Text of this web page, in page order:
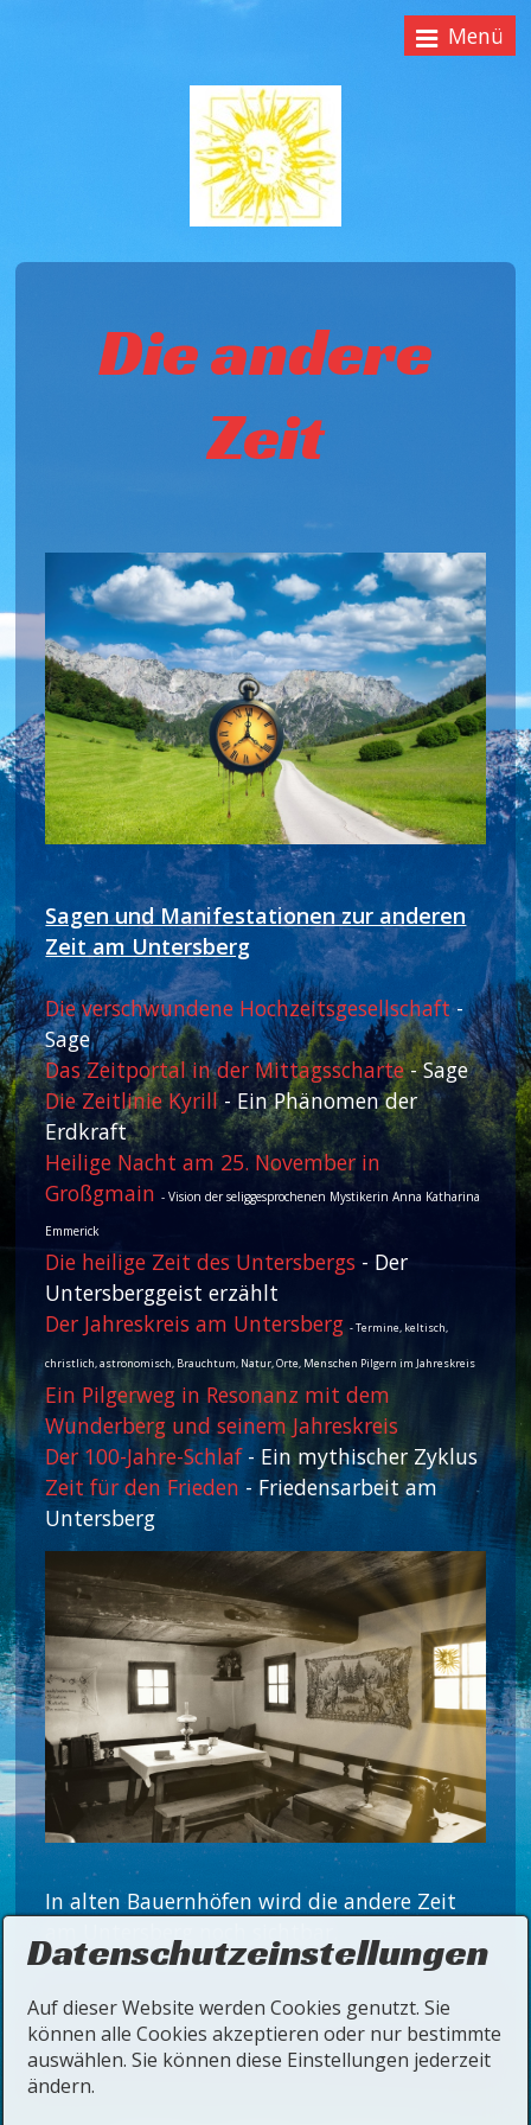
Menü
Die andere
Zeit
Sagen und Manifestationen zur anderen
Zeit am Untersberg
Die verschwundene Hochzeitsgesellschaft-
Sage
Das Zeitportal in der Mittagsscharte- Sage
Die Zeitlinie Kyrill- Ein Phänomen der
Erdkraft
Heilige Nacht am 25. November in
Großgmain - Vision der seliggesprochenen Mystikerin Anna Katharina
Emmerick
Die heilige Zeit des Untersbergs - Der
Untersberggeist erzählt
Der Jahreskreis am Untersberg - Termine, keltisch,
christlich, astronomisch, Brauchtum, Natur, Orte, Menschen Pilgern im Jahreskreis
Ein Pilgerweg in Resonanz mit dem
Wunderberg und seinem Jahreskreis
Der 100-Jahre-Schlaf - Ein mythischer Zyklus
Zeit für den Frieden - Friedensarbeit am
Untersberg
In alten Bauernhöfen wird die andere Zeit
Datenschutzeinstellungen
Auf dieser Website werden Cookies genutzt. Sie
können alle Cookies akzeptieren oder nur bestimmte
auswählen. Sie können diese Einstellungen jederzeit
ändern.